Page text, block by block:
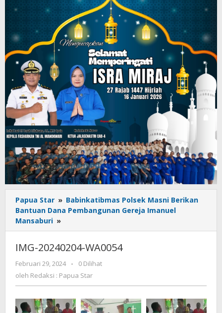
Papua Star » Babinkatibmas Polsek Masni Berikan
Bantuan Dana Pembangunan Gereja Imanuel
Mansaburi »
20240204-
IMG-20240204-WA0054
Februari 29, 2024
oleh
Redaksi
Star
-
0 Dilihat
oleh Redaksi : Papua Star